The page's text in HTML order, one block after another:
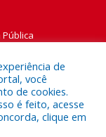
de Vigia de
de
você
de cookies.
é feito, acesse
clique em